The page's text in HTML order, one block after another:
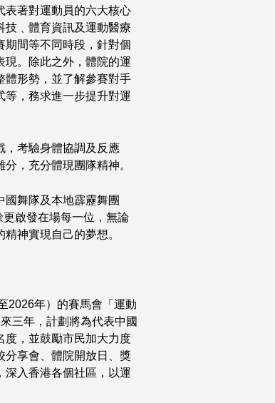
表著對運動員的六大核心
技﹑體育資訊及運動醫療
期間等不同時段，針對個
現。除此之外，體院的運
體形勢，並了解參賽對手
等，務求進一步提升對運
，考驗身體協調及反應
，充分體現團隊精神。
國舞隊及本地霹靂舞團
啟發在場每一位，無論
神實現自己的夢想。
2026年）的賽馬會「運動
三年，計劃將為代表中國
度，並鼓勵市民加大力度
分享會、體院開放日、獎
深入香港各個社區，以運